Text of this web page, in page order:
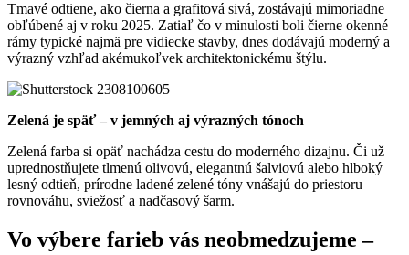
Tmavé odtiene, ako čierna a grafitová sivá, zostávajú mimoriadne
obľúbené aj v roku 2025. Zatiaľ čo v minulosti boli čierne okenné
rámy typické najmä pre vidiecke stavby, dnes dodávajú moderný a
výrazný vzhľad akémukoľvek architektonickému štýlu.
Zelená je späť – v jemných aj výrazných tónoch
Zelená farba si opäť nachádza cestu do moderného dizajnu. Či už
uprednostňujete tlmenú olivovú, elegantnú šalviovú alebo hlboký
lesný odtieň, prírodne ladené zelené tóny vnášajú do priestoru
rovnováhu, sviežosť a nadčasový šarm.
Vo výbere farieb vás neobmedzujeme –